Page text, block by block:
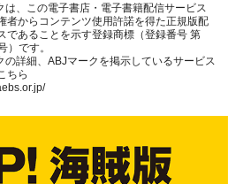
は、この電子書店・電子書籍配信サービス
者からコンテンツ使用許諾を得た正規版配
であることを示す登録商標（登録番号 第
）です。
の詳細、ABJマークを掲示しているサービス
ちら